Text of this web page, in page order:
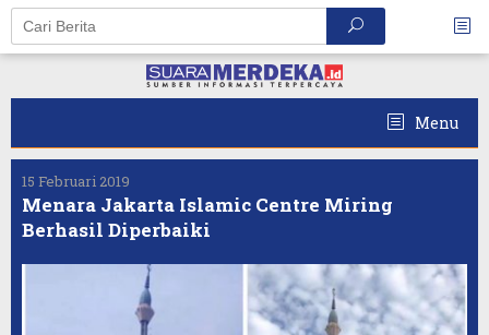
Skip
content
Menu
15 Februari 2019
Menara Jakarta Islamic Centre Miring
Berhasil Diperbaiki